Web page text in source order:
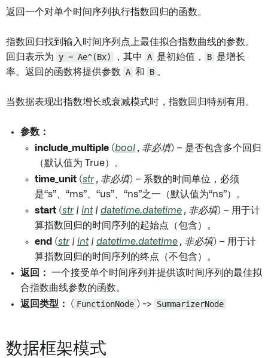
返回一个对单个时间序列执行指数回归的函数。
指数回归找到输入时间序列点上最佳拟合指数曲线的参数。
回归表示为
y = Ae^(Bx) ，其中 A 是初始值， B 是增长
率。返回的函数将提供参数 A 和 B 。
当数据表现出指数增长或衰减模式时，指数回归特别有用。
参数：
include_multiple (bool , 非必填) – 是否包含多个回归
（默认值为 True）。
time_unit (str , 非必填) – 系数的时间单位，必须
是“s”、“ms”、“us”、“ns”之一（默认值为“ns”）。
start (str | int | datetime.datetime , 非必填) – 用于计
算指数回归的时间序列的起始点（包含）。
end (str | int | datetime.datetime , 非必填) – 用于计
算指数回归的时间序列的终点（不包含）。
返回：
一个接受单个时间序列并提供该时间序列的最佳拟
合指数曲线参数的函数。
返回类型：
( FunctionNode ) -> SummarizerNode
数据框架模式